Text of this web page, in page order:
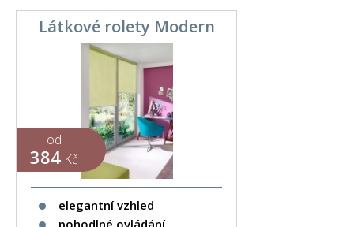
Látkové rolety Modern
od
384 Kč
elegantní vzhled
pohodlné ovládání